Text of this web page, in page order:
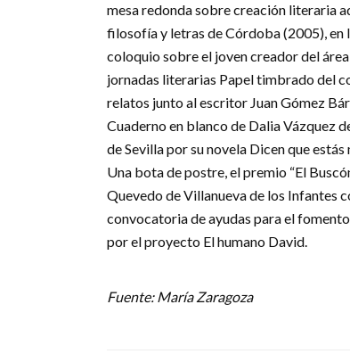
mesa redonda sobre creación literaria
filosofía y letras de Córdoba (2005), en
coloquio sobre el joven creador del
jornadas literarias Papel timbrado del
relatos junto al escritor Juan Gómez
Cuaderno en blanco de Dalia Vázquez
de Sevilla por su novela Dicen que
Una bota de postre, el premio “El
Quevedo de Villanueva de los Infantes
convocatoria de ayudas para el
por el proyecto El humano David.
Fuente: María Zaragoza